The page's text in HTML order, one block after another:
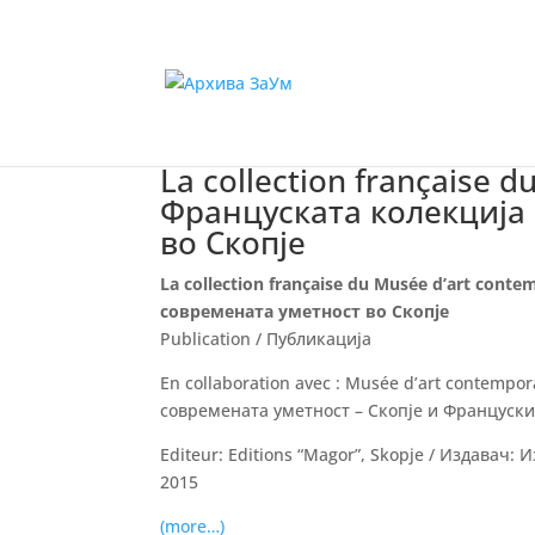
La collection française
Француската
во Скопје
La collection française du Musée d’art
современата уметност во Скопје
Publication / Публикација
En collaboration avec : Musée d’art
современата уметност – Скопје и
Editeur: Editions “Magor”, Skopjе / Издавач:
2015
(more…)